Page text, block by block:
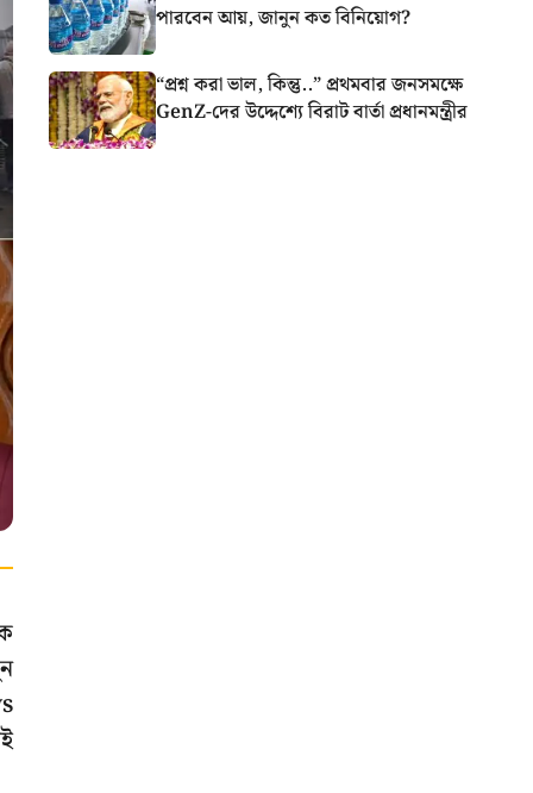
পারবেন আয়, জানুন কত বিনিয়োগ?
“প্রশ্ন করা ভাল, কিন্তু..” প্রথমবার জনসমক্ষে
GenZ-দের উদ্দেশ্যে বিরাট বার্তা প্রধানমন্ত্রীর